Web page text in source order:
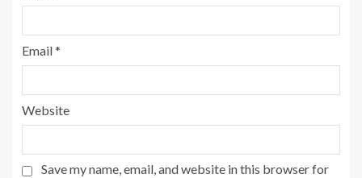
Email*
Website
Save my name, email, and website in this browser for